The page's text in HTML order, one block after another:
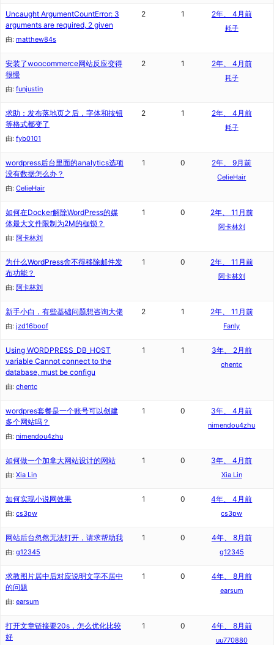
Uncaught ArgumentCountError: 3
arguments are required, 2 given
由: matthew84s
2 1 2年、 4月前
耗子
安装了woocommerce网站反应变得
很慢
由: funjustin
2 1 2年、 4月前
耗子
求助：发布落地页之后，字体和按钮
等格式都变了
由: fyb0101
2 1 2年、 4月前
耗子
wordpress后台里面的analytics选项
没有数据怎么办？
由: CelieHair
1 0 2年、 9月前
CelieHair
如何在Docker解除WordPress的媒
体最大文件限制为2M的枷锁？
由: 阿卡林刘
1 0 2年、 11月前
阿卡林刘
为什么WordPress舍不得移除邮件发
布功能？
由: 阿卡林刘
1 0 2年、 11月前
阿卡林刘
新手小白，有些基础问题想咨询大佬
由: jzd16boof
2 1 2年、 11月前
Fanly
Using WORDPRESS_DB_HOST
variable Cannot connect to the
database, must be configu
由: chentc
1 1 3年、 2月前
chentc
wordpres套餐是一个账号可以创建
多个网站吗？
由: nimendou4zhu
1 0 3年、 4月前
nimendou4zhu
如何做一个加拿大网站设计的网站
由: Xia Lin
1 0 3年、 4月前
Xia Lin
如何实现小说网效果
由: cs3pw
1 0 4年、 4月前
cs3pw
网站后台忽然无法打开，请求帮助我
由: g12345
1 0 4年、 8月前
g12345
求教图片居中后对应说明文字不居中
的问题
由: earsum
1 0 4年、 8月前
earsum
打开文章链接要20s，怎么优化比较
好
1 0 4年、 8月前
uu770880